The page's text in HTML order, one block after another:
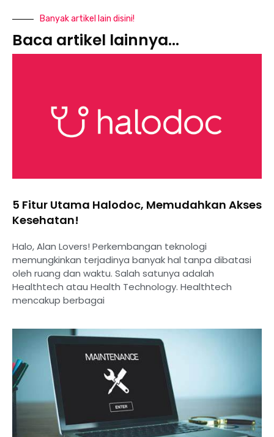
Banyak artikel lain disini!
Baca artikel lainnya...
5 Fitur Utama Halodoc, Memudahkan Akses
Kesehatan!
Halo, Alan Lovers! Perkembangan teknologi
memungkinkan terjadinya banyak hal tanpa dibatasi
oleh ruang dan waktu. Salah satunya adalah
Healthtech atau Health Technology. Healthtech
mencakup berbagai